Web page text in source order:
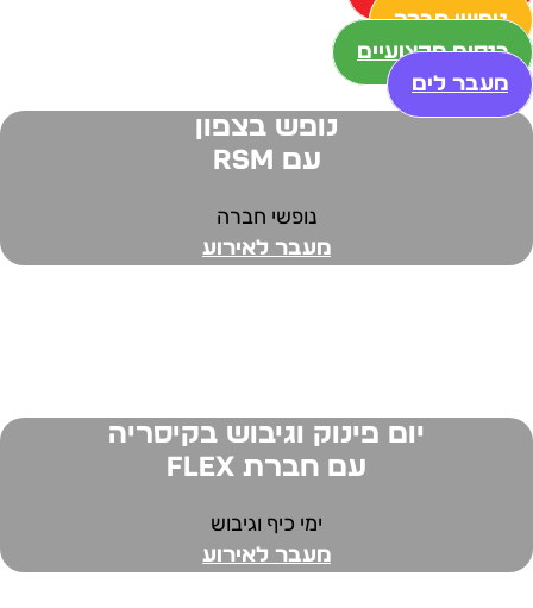
נופשי חברה
כנסים מקצועיים
מעבר לים
נופש בצפון
עם RSM
נופשי חברה
מעבר לאירוע
יום פינוק וגיבוש בקיסריה
עם חברת FLEX
ימי כיף וגיבוש
מעבר לאירוע